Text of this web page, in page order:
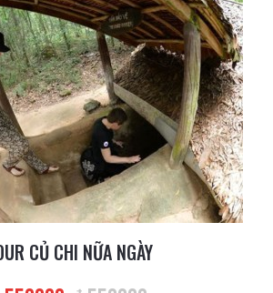
CỦ CHI NỮA NGÀY